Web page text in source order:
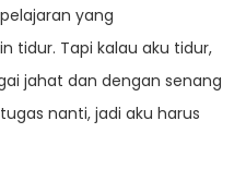
yang
tidur. Tapi kalau aku tidur,
jahat dan dengan senang
nanti, jadi aku harus